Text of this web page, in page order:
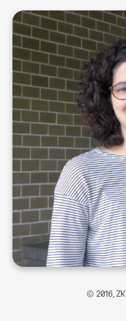
© 2016,